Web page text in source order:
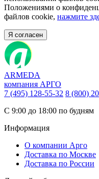
Положениями о
файлов cookie, нажмите
Я согласен
ARMEDA
компания АРГО
7 (495) 128-55-32 8 (800)
С 9:00 до 18:00 по будням
Информация
О компании Арго
Доставка по Москве
Доставка по России